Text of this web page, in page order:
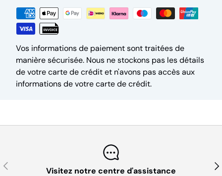
Vos informations de paiement sont traitées de
manière sécurisée. Nous ne stockons pas les détails
de votre carte de crédit et n'avons pas accès aux
informations de votre carte de crédit.
Précédent
Visitez notre centre d'assistance